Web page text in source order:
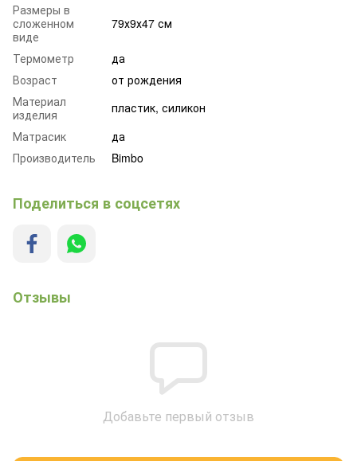
Размеры в
сложенном
виде
79х9х47 см
Термометр
да
Возраст
от рождения
Материал
изделия
пластик, силикон
Матрасик
да
Производитель
Bimbo
Поделиться в соцсетях
Отзывы
Добавьте первый отзыв